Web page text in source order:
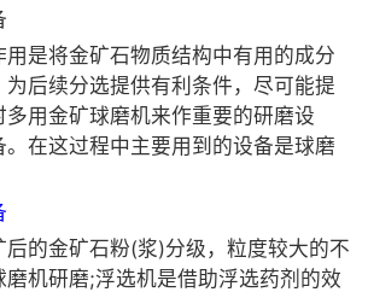
是将金矿石物质结构中有用的成分
后续分选提供有利条件，尽可能提
用金矿球磨机来作重要的研磨设
在这过程中主要用到的设备是球磨
后的金矿石粉(浆)分级，粒度较大的不
磨机研磨;浮选机是借助浮选药剂的效